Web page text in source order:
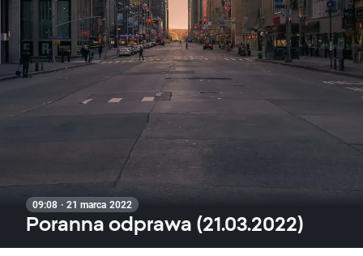
09:08 · 21 marca 2022
Poranna odprawa (21.03.2022)